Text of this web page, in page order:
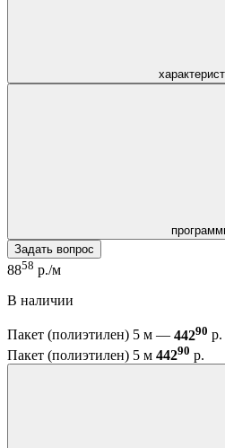
Задать вопрос
8858 р./м
В наличии
Пакет (полиэтилен) 5 м — 44290 р.
Пакет (полиэтилен) 5 м 44290 р.